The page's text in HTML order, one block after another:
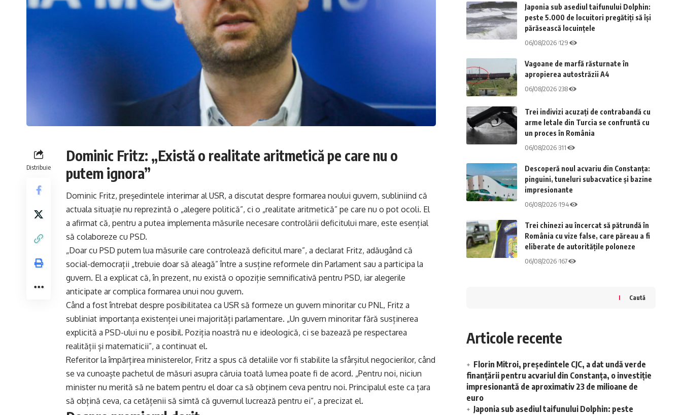
Distribuie
Dominic Fritz: „Există o realitate aritmetică pe care nu o
putem ignora”
Dominic Fritz, președintele interimar al USR, a discutat despre formarea noului guvern, subliniind că
actuala situație nu reprezintă o „alegere politică”, ci o „realitate aritmetică” pe care nu o pot ocoli. El
a afirmat că, pentru a putea implementa măsurile necesare controlării deficitului mare, este esențial
să colaboreze cu PSD.
„Doar cu PSD putem lua măsurile care controlează deficitul mare”, a declarat Fritz, adăugând că
social-democrații „trebuie doar să aleagă” între a susține reformele din Parlament sau a participa la
guvern. El a explicat că, în prezent, nu există o opoziție semnificativă pentru PSD, iar alegerile
anticipate ar complica formarea unui nou guvern.
Când a fost întrebat despre posibilitatea ca USR să formeze un guvern minoritar cu PNL, Fritz a
subliniat importanța existenței unei majorități parlamentare. „Un guvern minoritar fără susținerea
explicită a PSD-ului nu e posibil. Poziția noastră nu e ideologică, ci se bazează pe respectarea
realității și matematicii”, a continuat el.
Referitor la împărțirea ministerelor, Fritz a spus că detaliile vor fi stabilite la sfârșitul negocierilor, când
se va cunoaște pachetul de măsuri asupra căruia toată lumea poate fi de acord. „Pentru noi, niciun
minister nu merită să ne batem pentru el doar ca să obținem ceva pentru noi. Principalul este ca țara
să obțină ceva, ca cetățenii să simtă că guvernul lucrează pentru ei”, a precizat el.
Japonia sub asediul taifunului Dolphin:
peste 5.000 de locuitori pregătiți să își
părăsească locuințele
06/08/2026 129
Vagoane de marfă răsturnate în
apropierea autostrăzii A4
06/08/2026 238
Trei indivizi acuzați de contrabandă cu
arme letale din Turcia se confruntă cu
un proces în România
06/08/2026 311
Descoperă noul acvariu din Constanța:
pinguini, tuneluri subacvatice și bazine
impresionante
06/08/2026 194
Trei chinezi au încercat să pătrundă în
România cu vize false, care păreau a fi
eliberate de autoritățile poloneze
06/08/2026 167
Caută
Articole recente
Florin Mitroi, președintele CJC, a dat undă verde
finanțării pentru acvariul din Constanța, o investiție
impresionantă de aproximativ 23 de milioane de
euro
Japonia sub asediul taifunului Dolphin: peste